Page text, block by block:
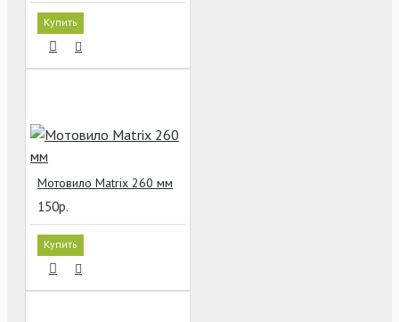
Купить
Мотовило Matrix 260 мм
150р.
Купить